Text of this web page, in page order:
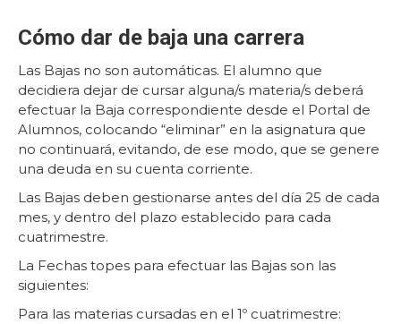
Cómo dar de baja una carrera
Las Bajas no son automáticas. El alumno que
decidiera dejar de cursar alguna/s materia/s deberá
efectuar la Baja correspondiente desde el Portal de
Alumnos, colocando “eliminar” en la asignatura que
no continuará, evitando, de ese modo, que se genere
una deuda en su cuenta corriente.
Las Bajas deben gestionarse antes del día 25 de cada
mes, y dentro del plazo establecido para cada
cuatrimestre.
La Fechas topes para efectuar las Bajas son las
siguientes:
Para las materias cursadas en el 1º cuatrimestre: